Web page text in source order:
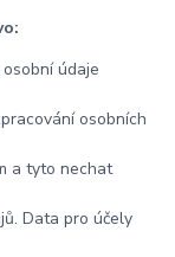
údaje
osobních
a tyto nechat
Data pro účely